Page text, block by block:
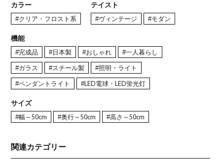
カラー
#クリア・フロスト系
テイスト
#ヴィンテージ #モダン
機能
#完成品 #日本製 #おしゃれ #一人暮らし
#ガラス #スチール製 #照明・ライト
#ペンダントライト #LED電球・LED蛍光灯
サイズ
#幅～50cm #奥行～50cm #高さ～50cm
関連カテゴリー